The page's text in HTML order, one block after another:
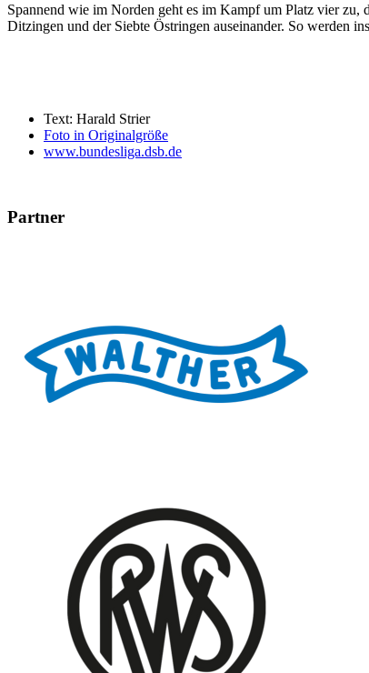
Spannend wie im Norden geht es im Kampf um Platz vier zu,
Ditzingen und der Siebte Östringen auseinander. So werden
Text: Harald Strier
Foto in Originalgröße
www.bundesliga.dsb.de
Partner